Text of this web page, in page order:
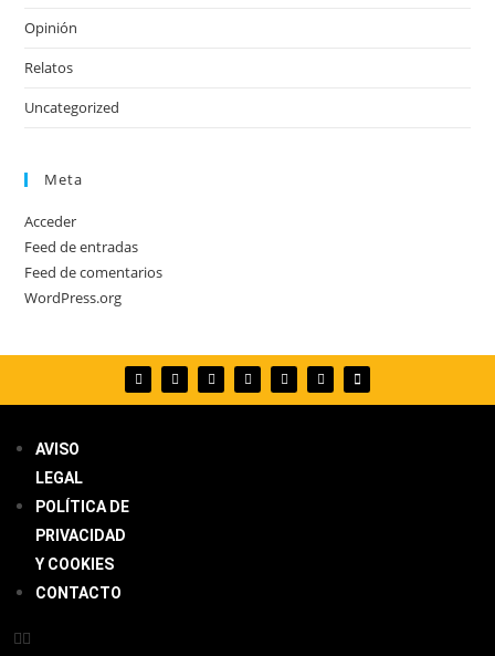
Opinión
Relatos
Uncategorized
Meta
Acceder
Feed de entradas
Feed de comentarios
WordPress.org
AVISO
LEGAL
POLÍTICA DE
PRIVACIDAD
Y COOKIES
CONTACTO